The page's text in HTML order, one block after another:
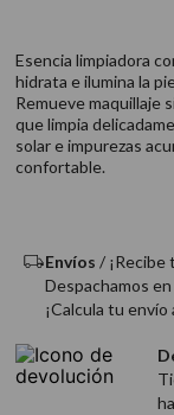
Esencia limpiadora
hidrata e ilumina la
Remueve maquillaje
que limpia
solar e impurezas
confortable.
Envíos /
Despachamos
¡Calcula tu envío